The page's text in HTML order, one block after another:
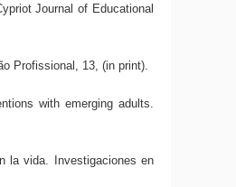
Journal of Educational
Profissional, 13, (in print).
with emerging adults.
la vida. Investigaciones en